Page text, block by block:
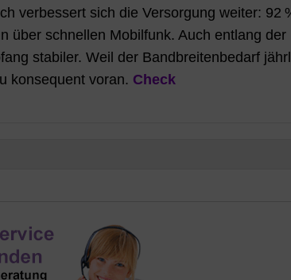
verbessert sich die Versorgung weiter: 92
über schnellen Mobilfunk. Auch entlang der
stabiler. Weil der Bandbreitenbedarf
konsequent voran. Check